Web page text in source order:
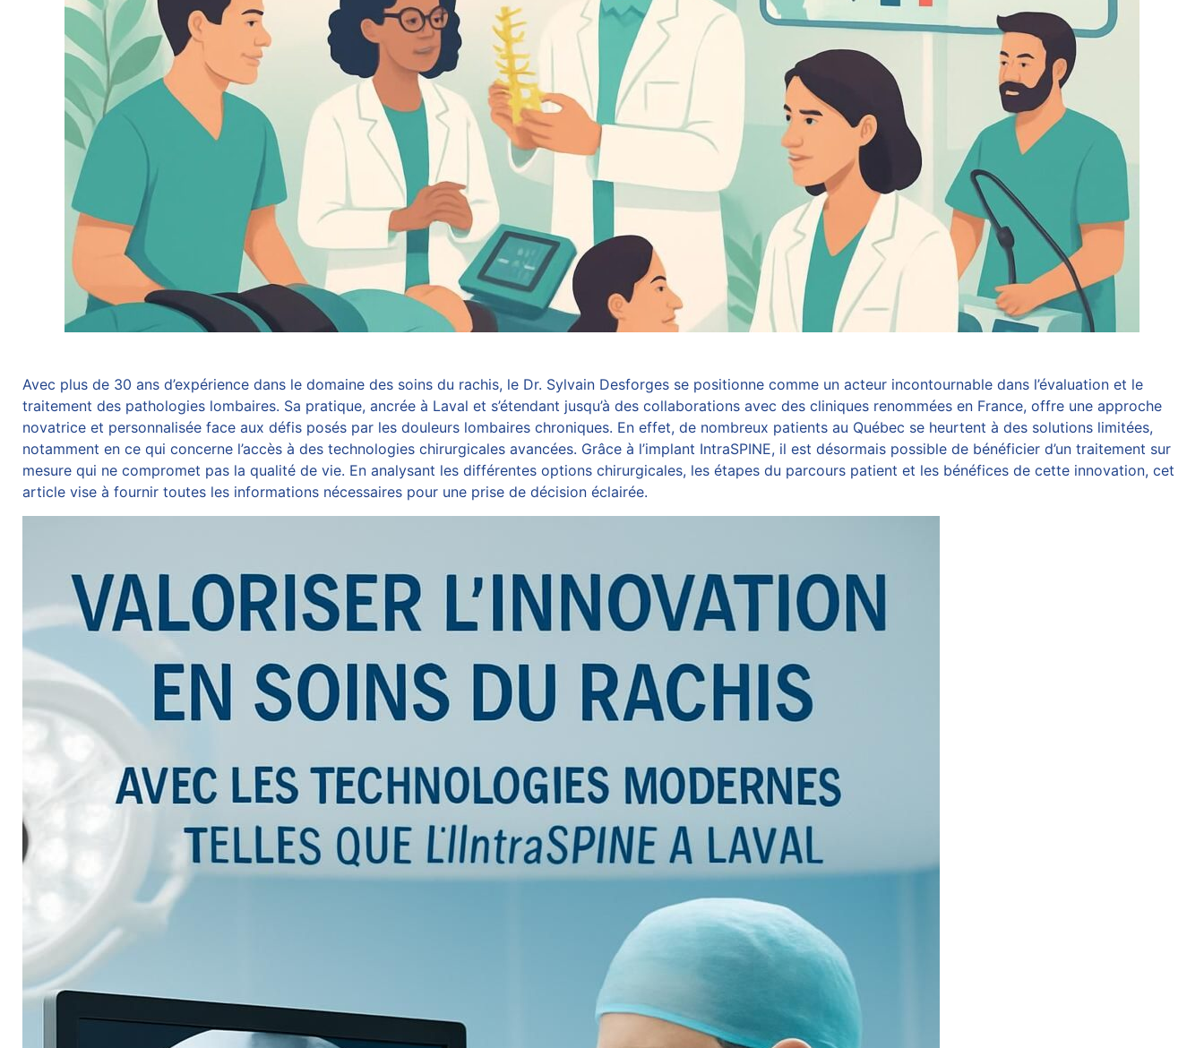
Avec plus de 30 ans d’expérience dans le domaine des soins du rachis, le Dr. Sylvain Desforges se positionne comme un acteur incontournable dans l’évaluation et le
traitement des pathologies lombaires. Sa pratique, ancrée à Laval et s’étendant jusqu’à des collaborations avec des cliniques renommées en France, offre une approche
novatrice et personnalisée face aux défis posés par les douleurs lombaires chroniques. En effet, de nombreux patients au Québec se heurtent à des solutions limitées,
notamment en ce qui concerne l’accès à des technologies chirurgicales avancées. Grâce à l’implant IntraSPINE, il est désormais possible de bénéficier d’un traitement sur
mesure qui ne compromet pas la qualité de vie. En analysant les différentes options chirurgicales, les étapes du parcours patient et les bénéfices de cette innovation, cet
article vise à fournir toutes les informations nécessaires pour une prise de décision éclairée.